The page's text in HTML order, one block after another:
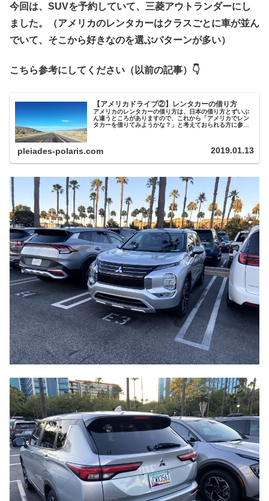
今回は、SUVを予約していて、三菱アウトランダーにし
ました。（アメリカのレンタカーはクラスごとに車が並ん
でいて、そこから好きなのを選ぶパターンが多い）
こちら参考にしてください（以前の記事）👇
【アメリカドライブ②】レンタカーの借り方
アメリカのレンタカーの借り方は、日本の借り方とずいぶ
ん違うところがありますので、これから「アメリカでレン
タカーを借りてみようかな？」と考えておられる方に参考
pleiades-polaris.com 2019.01.13